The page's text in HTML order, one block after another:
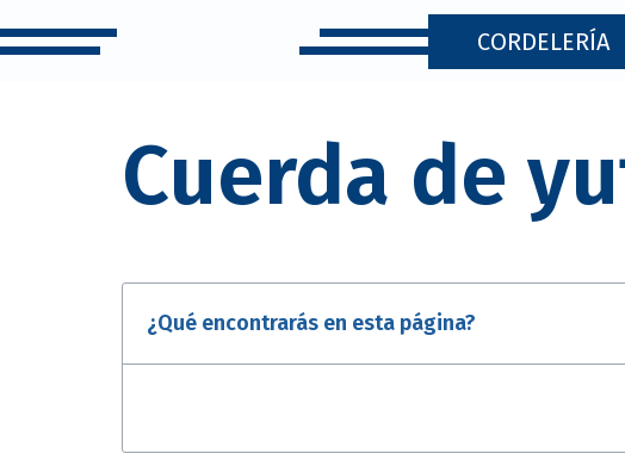
CORDELERÍA
Cuerda de
¿Qué encontrarás en esta página?